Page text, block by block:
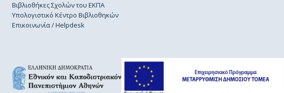
Βιβλιοθήκες Σχολών του ΕΚΠΑ
Υπολογιστικό Κέντρο Βιβλιοθηκών
Επικοινωνία / Helpdesk